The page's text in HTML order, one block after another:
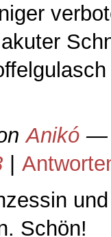
Anikó —
|
Schön!